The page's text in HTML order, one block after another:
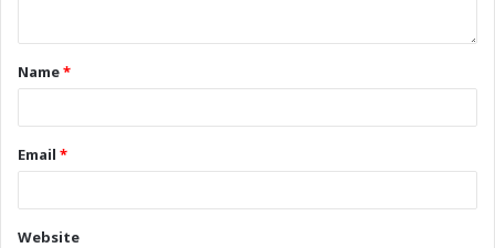
Name*
Email *
Website